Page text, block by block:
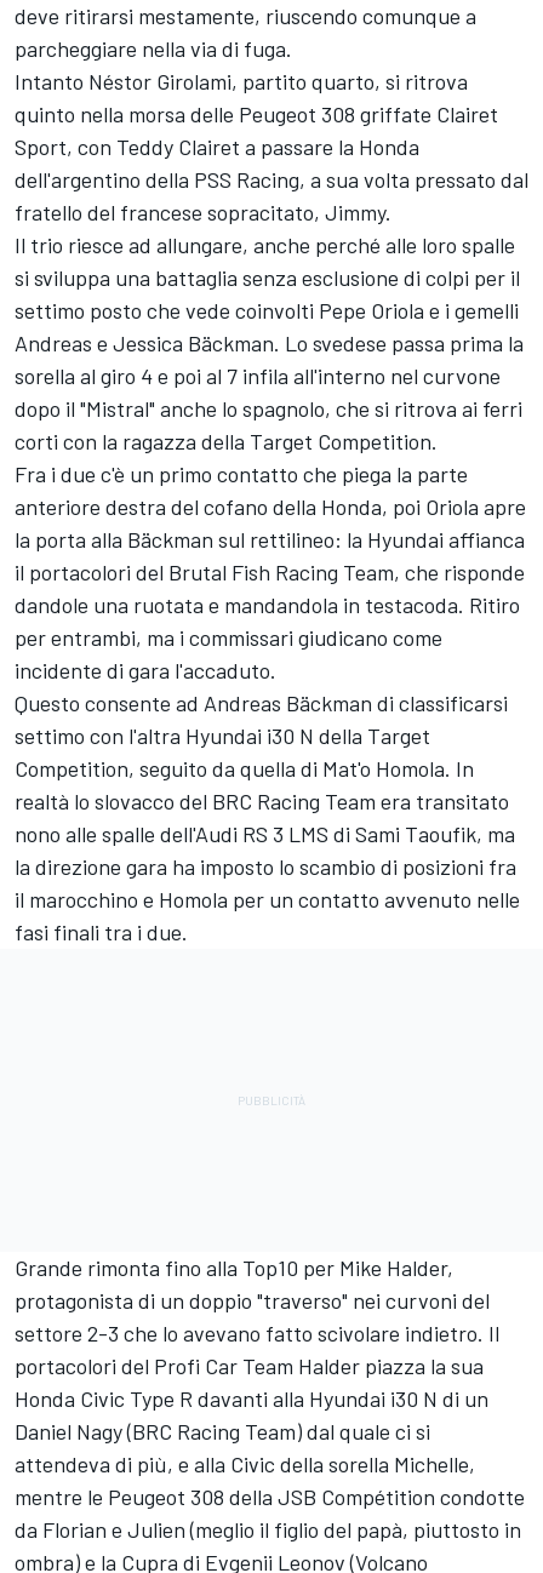
deve ritirarsi mestamente, riuscendo comunque a
parcheggiare nella via di fuga.
Intanto Néstor Girolami, partito quarto, si ritrova
quinto nella morsa delle Peugeot 308 griffate Clairet
Sport, con Teddy Clairet a passare la Honda
dell'argentino della PSS Racing, a sua volta pressato dal
fratello del francese sopracitato, Jimmy.
Il trio riesce ad allungare, anche perché alle loro spalle
si sviluppa una battaglia senza esclusione di colpi per il
settimo posto che vede coinvolti Pepe Oriola e i gemelli
Andreas e Jessica Bäckman. Lo svedese passa prima la
sorella al giro 4 e poi al 7 infila all'interno nel curvone
dopo il "Mistral" anche lo spagnolo, che si ritrova ai ferri
corti con la ragazza della Target Competition.
Fra i due c'è un primo contatto che piega la parte
anteriore destra del cofano della Honda, poi Oriola apre
la porta alla Bäckman sul rettilineo: la Hyundai affianca
il portacolori del Brutal Fish Racing Team, che risponde
dandole una ruotata e mandandola in testacoda. Ritiro
per entrambi, ma i commissari giudicano come
incidente di gara l'accaduto.
Questo consente ad Andreas Bäckman di classificarsi
settimo con l'altra Hyundai i30 N della Target
Competition, seguito da quella di Mat'o Homola. In
realtà lo slovacco del BRC Racing Team era transitato
nono alle spalle dell'Audi RS 3 LMS di Sami Taoufik, ma
la direzione gara ha imposto lo scambio di posizioni fra
il marocchino e Homola per un contatto avvenuto nelle
fasi finali tra i due.
Grande rimonta fino alla Top10 per Mike Halder,
protagonista di un doppio "traverso" nei curvoni del
settore 2-3 che lo avevano fatto scivolare indietro. Il
portacolori del Profi Car Team Halder piazza la sua
Honda Civic Type R davanti alla Hyundai i30 N di un
Daniel Nagy (BRC Racing Team) dal quale ci si
attendeva di più, e alla Civic della sorella Michelle,
mentre le Peugeot 308 della JSB Compétition condotte
da Florian e Julien (meglio il figlio del papà, piuttosto in
ombra) e la Cupra di Evgenii Leonov (Volcano